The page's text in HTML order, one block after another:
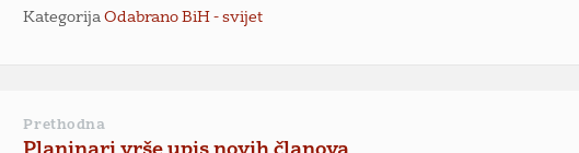
KategorijaOdabrano BiH - svijet
Prethodna